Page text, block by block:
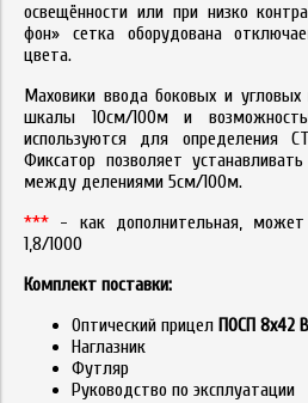
освещённости или при низко
фон» сетка оборудована
цвета.
Маховики ввода боковых и
шкалы 10см/100м и
используются для определения
Фиксатор позволяет
между делениями 5см/100м.
*** - как дополнительная,
1,8/1000
Комплект поставки:
Оптический прицел ПОСП 8x42 В
Наглазник
Футляр
Руководство по эксплуатации